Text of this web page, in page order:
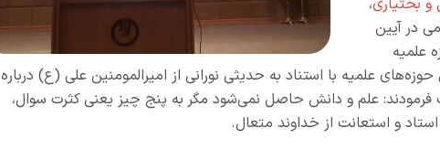
در آیین
علمیه
علمیه با استناد به حدیثی نورانی از امیرالمومنین علی (ع) درباره
علم و دانش حاصل نمی‌شود مگر به پنج چیز یعنی کثرت سوال،
و استعانت از خداوند متعال.